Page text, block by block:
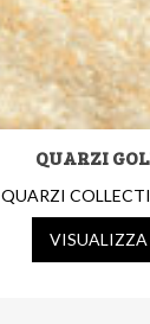
QUARZI
QUARZI
VISUALIZZA